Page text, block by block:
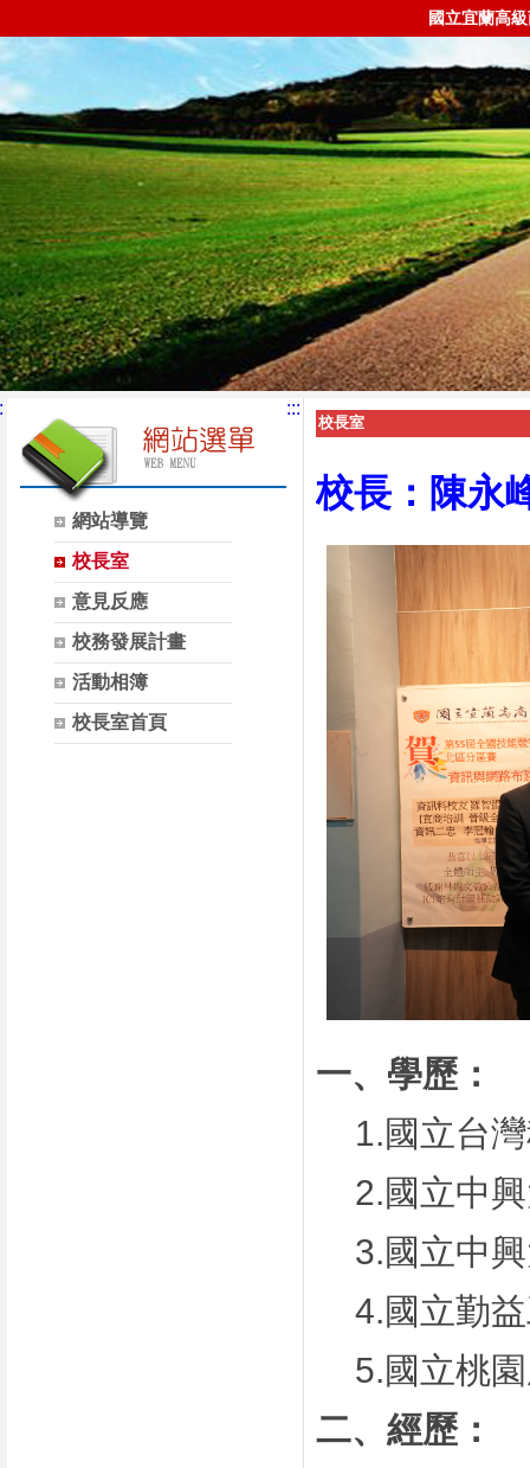
國立宜蘭高
網站導覽
校長室
意見反應
校務發展計畫
活動相簿
校長室首頁
:::
校長室
校長：陳永
一、學歷：
1. 國立台
2. 國立中
3. 國立中
4. 國立勤
5. 國立桃
二、經歷：